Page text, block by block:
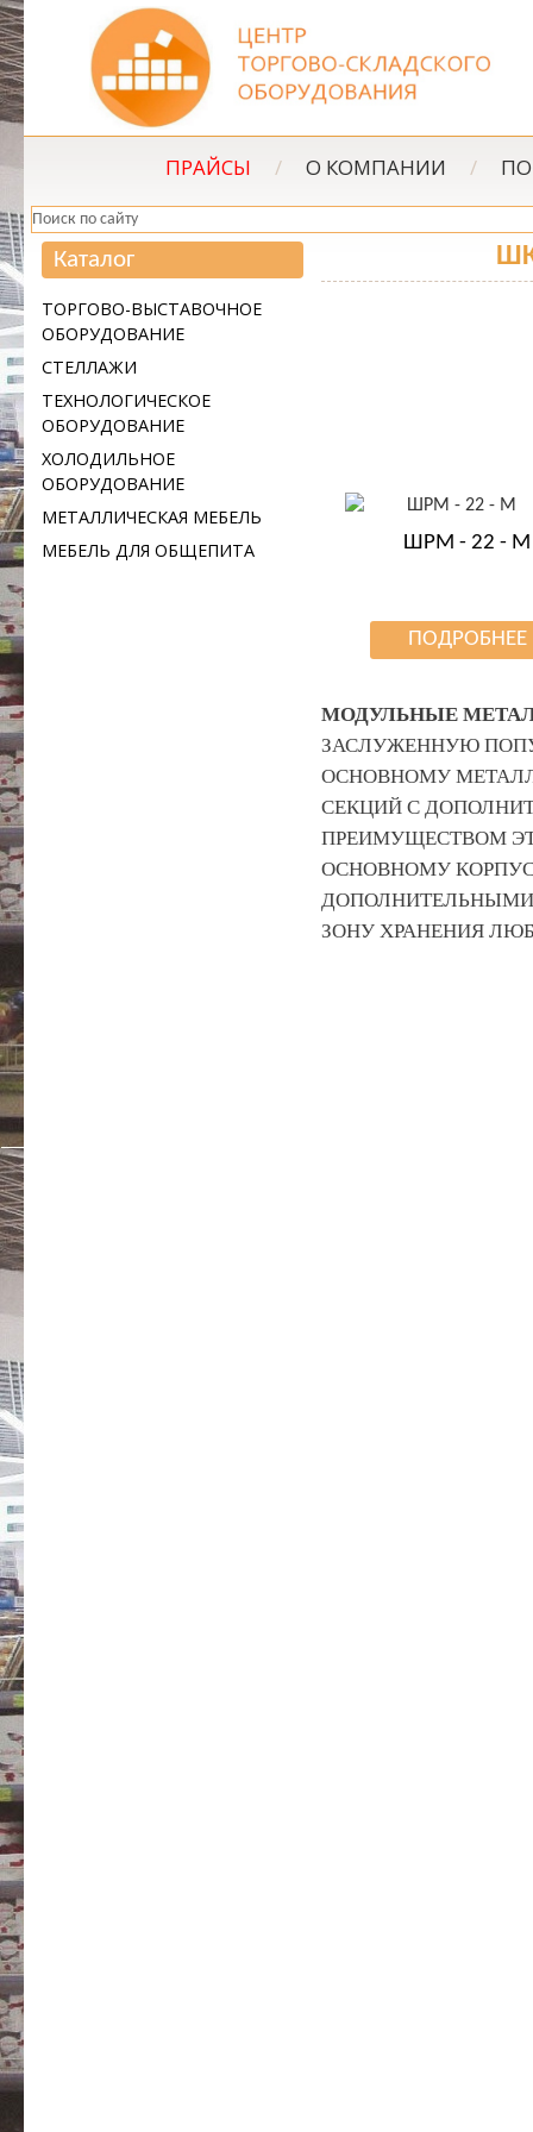
ПРАЙСЫ / О КОМПАНИИ /
Каталог
ТОРГОВО-ВЫСТАВОЧНОЕ
ОБОРУДОВАНИЕ
СТЕЛЛАЖИ
ТЕХНОЛОГИЧЕСКОЕ
ОБОРУДОВАНИЕ
ХОЛОДИЛЬНОЕ
ОБОРУДОВАНИЕ
МЕТАЛЛИЧЕСКАЯ МЕБЕЛЬ
МЕБЕЛЬ ДЛЯ ОБЩЕПИТА
ШРМ - 22 - М
ПОДРОБНЕЕ
МОДУЛЬНЫЕ
ЗАСЛУЖЕННУЮ
ОСНОВНОМУ
СЕКЦИЙ С
ПРЕИМУЩЕСТВОМ
ОСНОВНОМУ
ДОПОЛНИТЕЛЬНЫМИ
ЗОНУ ХРАНЕНИЯ